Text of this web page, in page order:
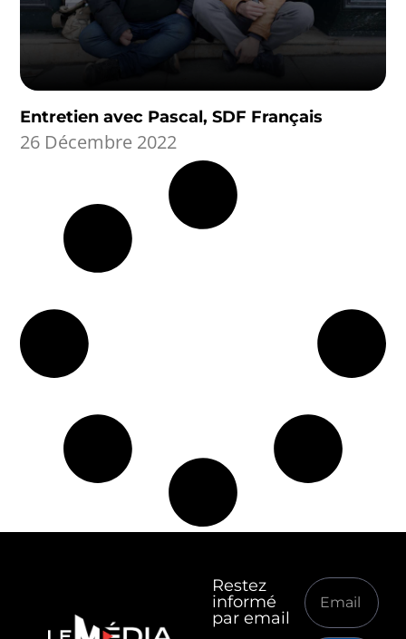
Entretien avec Pascal, SDF Français
26 Décembre 2022
Restez
informé
par email